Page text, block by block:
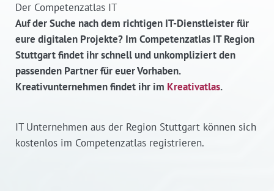
Der Competenzatlas IT
Auf der Suche nach dem richtigen IT-Dienstleister für
eure digitalen Projekte? Im Competenzatlas IT Region
Stuttgart findet ihr schnell und unkompliziert den
passenden Partner für euer Vorhaben.
Kreativunternehmen findet ihr im Kreativatlas.
IT Unternehmen aus der Region Stuttgart können sich
kostenlos im Competenzatlas registrieren.